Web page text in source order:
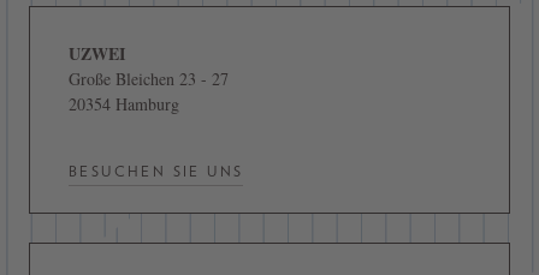
UZWEI
Große Bleichen 23 - 27
20354 Hamburg
BESUCHEN SIE UNS